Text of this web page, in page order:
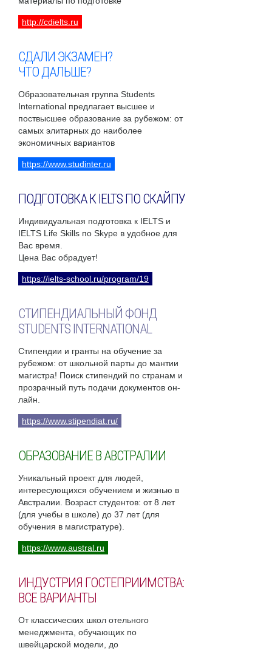
http://cdielts.ru
СДАЛИ ЭКЗАМЕН?
ЧТО ДАЛЬШЕ?
Образовательная группа Students
International предлагает высшее и
поствысшее образование за рубежом: от
самых элитарных до наиболее
экономичных вариантов
https://www.studinter.ru
ПОДГОТОВКА К IELTS ПО СКАЙПУ
Индивидуальная подготовка к IELTS и
IELTS Life Skills по Skype в удобное для
Вас время.
Цена Вас обрадует!
https://ielts-school.ru/program/19
СТИПЕНДИАЛЬНЫЙ ФОНД
STUDENTS INTERNATIONAL
Стипендии и гранты на обучение за
рубежом: от школьной парты до мантии
магистра! Поиск стипендий по странам и
прозрачный путь подачи документов он-
лайн.
https://www.stipendiat.ru/
ОБРАЗОВАНИЕ В АВСТРАЛИИ
Уникальный проект для людей,
интересующихся обучением и жизнью в
Австралии. Возраст студентов: от 8 лет
(для учебы в школе) до 37 лет (для
обучения в магистратуре).
https://www.austral.ru
ИНДУСТРИЯ ГОСТЕПРИИМСТВА:
ВСЕ ВАРИАНТЫ
От классических школ отельного
менеджмента, обучающих по
швейцарской модели, до